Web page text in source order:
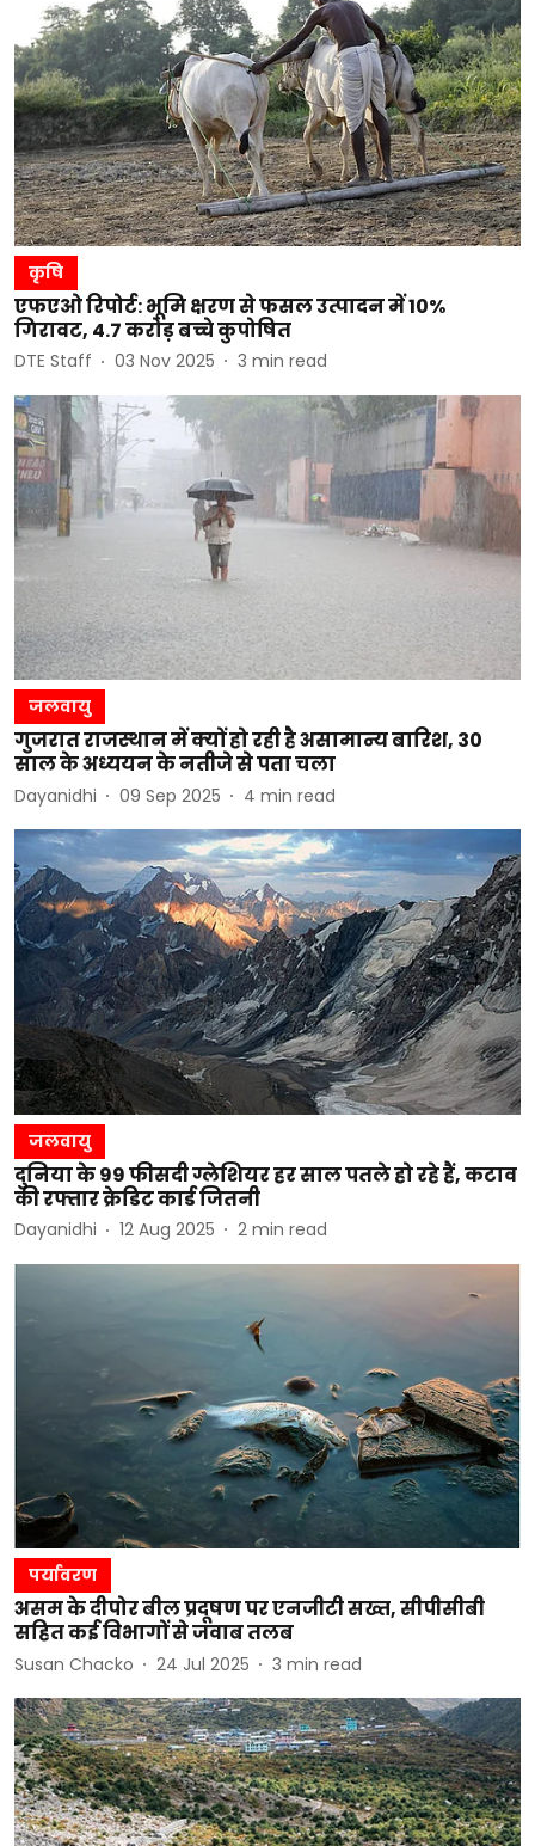
कृषि
एफएओ रिपोर्ट: भूमि क्षरण से फसल उत्पादन में 10%
गिरावट, 4.7 करोड़ बच्चे कुपोषित
DTE Staff 03 Nov 2025 3 min read
जलवायु
गुजरात राजस्थान में क्यों हो रही है असामान्य बारिश, 30
साल के अध्ययन के नतीजे से पता चला
Dayanidhi 09 Sep 2025 4 min read
जलवायु
दुनिया के 99 फीसदी ग्लेशियर हर साल पतले हो रहे हैं, कटाव
की रफ्तार क्रेडिट कार्ड जितनी
Dayanidhi 12 Aug 2025 2 min read
पर्यावरण
असम के दीपोर बील प्रदूषण पर एनजीटी सख्त, सीपीसीबी
सहित कई विभागों से जवाब तलब
Susan Chacko 24 Jul 2025 3 min read